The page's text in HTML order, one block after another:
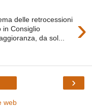
›
delle retrocessioni
in Consiglio
da sol...
›
web